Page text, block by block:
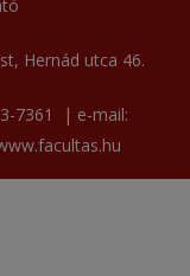
Hernád utca 46.
7361
| e-mail: